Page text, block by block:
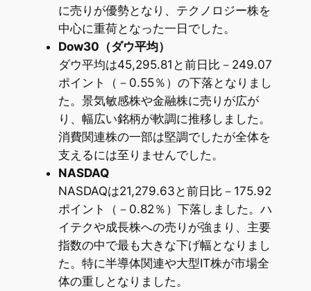
に売りが優勢となり、テクノロジー株を
中心に重荷となった一日でした。
Dow30（ダウ平均）
ダウ平均は45,295.81と前日比－249.07
ポイント（－0.55％）の下落となりまし
た。景気敏感株や金融株に売りが広が
り、幅広い銘柄が軟調に推移しました。
消費関連株の一部は堅調でしたが全体を
支えるには至りませんでした。
NASDAQ
NASDAQは21,279.63と前日比－175.92
ポイント（－0.82％）下落しました。ハ
イテクや成長株への売りが強まり、主要
指数の中で最も大きな下げ幅となりまし
た。特に半導体関連や大型IT株が市場全
体の重しとなりました。